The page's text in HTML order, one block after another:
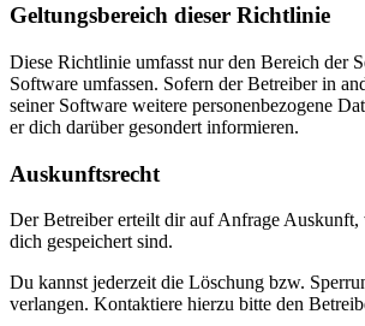
Geltungsbereich dieser Richtlinie
Diese Richtlinie umfasst nur den Bereich der
Software umfassen. Sofern der Betreiber in
seiner Software weitere personenbezogene
er dich darüber gesondert informieren.
Auskunftsrecht
Der Betreiber erteilt dir auf Anfrage Auskunft,
dich gespeichert sind.
Du kannst jederzeit die Löschung bzw.
verlangen. Kontaktiere hierzu bitte den